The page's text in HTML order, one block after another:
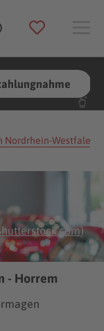
Westfalen
)
- Horrem